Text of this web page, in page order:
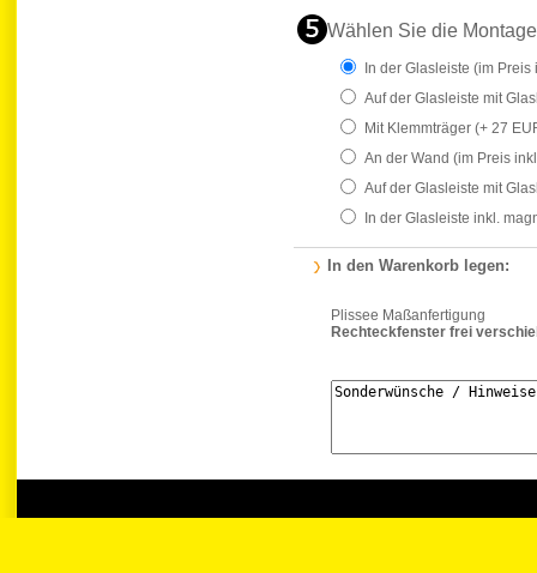
Wählen Sie die
In der Glasleiste (im Preis
Auf der Glasleiste mit
Mit Klemmträger (+ 27
An der Wand (im Preis
Auf der Glasleiste mit
In der Glasleiste inkl.
In den Warenkorb legen:
Plissee Maßanfertigung
Rechteckfenster frei